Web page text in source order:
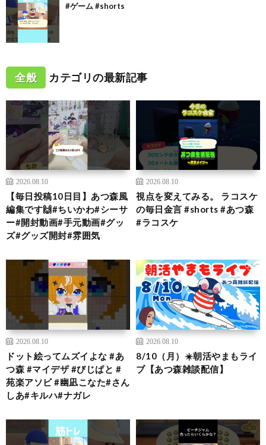
#ゲーム #shorts
全般 カテゴリの最新記事
2026.08.10
【毎日投稿10日目】あつ森風
編集です🙌#ちいかわ#シーサ
ー#開封動画#手元動画#グッ
ズ#グッズ開封#雰囲気
2026.08.10
視点を変えてみる。 ラコスケ
の毎日金言 #shorts #あつ森
#ラコスケ
2026.08.10
ドット絵ってムズイよな #あ
つ森 #マイデザ #びじぱと #
苑楽アソビ #幽凪こなた#さん
しあ#キルハ#ナガレ
2026.08.10
8/10（月）☀️朝活やまもライ
ブ【あつ森雑談配信】